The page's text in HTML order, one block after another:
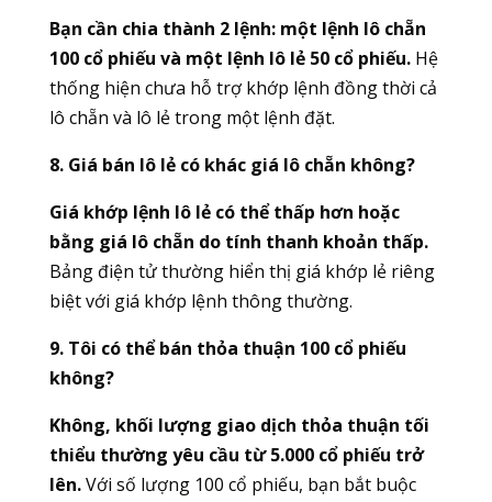
Bạn cần chia thành 2 lệnh: một lệnh lô chẵn
100 cổ phiếu và một lệnh lô lẻ 50 cổ phiếu.Hệ
thống hiện chưa hỗ trợ khớp lệnh đồng thời cả
lô chẵn và lô lẻ trong một lệnh đặt.
8. Giá bán lô lẻ có khác giá lô chẵn không?
Giá khớp lệnh lô lẻ có thể thấp hơn hoặc
bằng giá lô chẵn do tính thanh khoản thấp.
Bảng điện tử thường hiển thị giá khớp lẻ riêng
biệt với giá khớp lệnh thông thường.
9. Tôi có thể bán thỏa thuận 100 cổ phiếu
không?
Không, khối lượng giao dịch thỏa thuận tối
thiểu thường yêu cầu từ 5.000 cổ phiếu trở
lên.Với số lượng 100 cổ phiếu, bạn bắt buộc